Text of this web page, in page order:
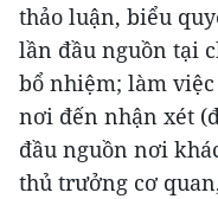
thảo luận, biểu
lần đầu nguồn tại
bổ nhiệm; làm
nơi đến nhận xét
đầu nguồn nơi
thủ trưởng cơ